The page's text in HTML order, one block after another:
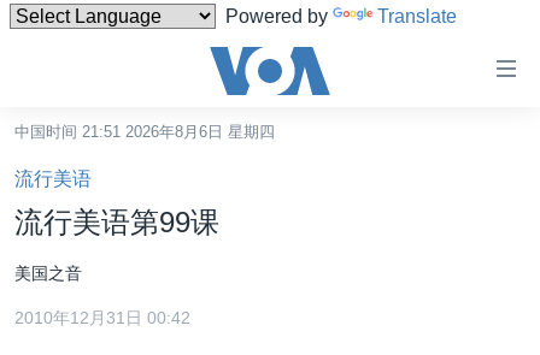
Powered by Translate
碍
链
接
跳
转
内
中国
台湾
港澳
中国时间 21:51 2026年8月6日 星期四
流行美语
流行美语第99课
美国之音
2010年12月31日 00:42